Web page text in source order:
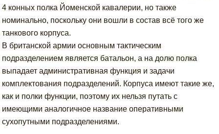
4 конных полка Йоменской кавалерии, но также
номинально, поскольку они вошли в состав всё того же
танкового корпуса.
В британской армии основным тактическим
подразделением является батальон, а на долю полка
выпадает административная функция и задачи
комплектования подразделений. Корпуса имеют такие же,
как и полки функции, поэтому их нельзя путать с
имеющими аналогичное название оперативными
сухопутными подразделениями.